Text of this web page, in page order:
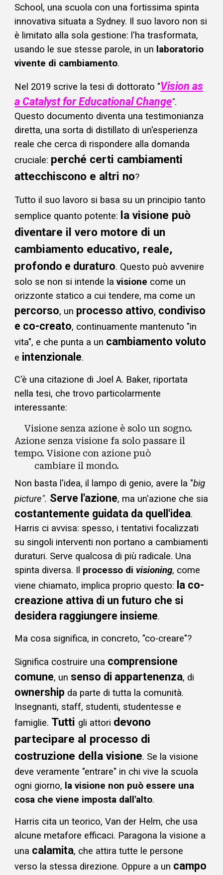
School, una scuola con una fortissima spinta
innovativa situata a Sydney. Il suo lavoro non si
è limitato alla sola gestione: l'ha trasformata,
usando le sue stesse parole, in un laboratorio
vivente di cambiamento.
Nel 2019 scrive la tesi di dottorato "Vision as
a Catalyst for Educational Change".
Questo documento diventa una testimonianza
diretta, una sorta di distillato di un'esperienza
reale che cerca di rispondere alla domanda
cruciale: perché certi cambiamenti
attecchiscono e altri no?
Tutto il suo lavoro si basa su un principio tanto
semplice quanto potente: la visione può
diventare il vero motore di un
cambiamento educativo, reale,
profondo e duraturo. Questo può avvenire
solo se non si intende lavisione come un
orizzonte statico a cui tendere, ma come un
percorso, un processo attivo, condiviso
e co-creato, continuamente mantenuto "in
vita", e che punta a un cambiamento voluto
e intenzionale.
C'è una citazione di Joel A. Baker, riportata
nella tesi, che trovo particolarmente
interessante:
Visione senza azione è solo un sogno.
Azione senza visione fa solo passare il
tempo. Visione con azione può
cambiare il mondo.
Non basta l'idea, il lampo di genio, avere la "big
picture". Serve l'azione, ma un'azione che sia
costantemente guidata da quell'idea.
Harris ci avvisa: spesso, i tentativi focalizzati
su singoli interventi non portano a cambiamenti
duraturi. Serve qualcosa di più radicale. Una
spinta diversa. Il processo di visioning, come
viene chiamato, implica proprio questo: la co-
creazione attiva di un futuro che si
desidera raggiungere insieme.
Ma cosa significa, in concreto, "co-creare"?
Significa costruire una comprensione
comune, un senso di appartenenza, di
ownership da parte di tutta la comunità.
Insegnanti, staff, studenti, studentesse e
famiglie. Tutti gli attori devono
partecipare al processo di
costruzione della visione. Se la visione
deve veramente "entrare" in chi vive la scuola
ogni giorno, la visione non può essere una
cosa che viene imposta dall'alto.
Harris cita un teorico, Van der Helm, che usa
alcune metafore efficaci. Paragona la visione a
una calamita, che attira tutte le persone
verso la stessa direzione. Oppure a un campo